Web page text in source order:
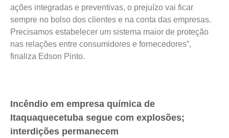
ações integradas e preventivas, o prejuízo vai ficar
sempre no bolso dos clientes e na conta das empresas.
Precisamos estabelecer um sistema maior de proteção
nas relações entre consumidores e fornecedores”,
finaliza Edson Pinto.
Incêndio em empresa química de
Itaquaquecetuba segue com explosões;
interdições permanecem